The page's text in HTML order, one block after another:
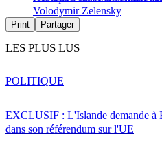
Volodymir Zelensky
Print Partager
LES PLUS LUS
EXCLUSIF : L'Islande demande à
dans son référendum sur l'UE
POLITIQUE